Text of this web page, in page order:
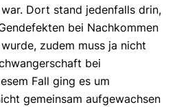
Dort stand jedenfalls drin,
bei Nachkommen
zudem muss ja nicht
bei
Fall ging es um
gemeinsam aufgewachsen